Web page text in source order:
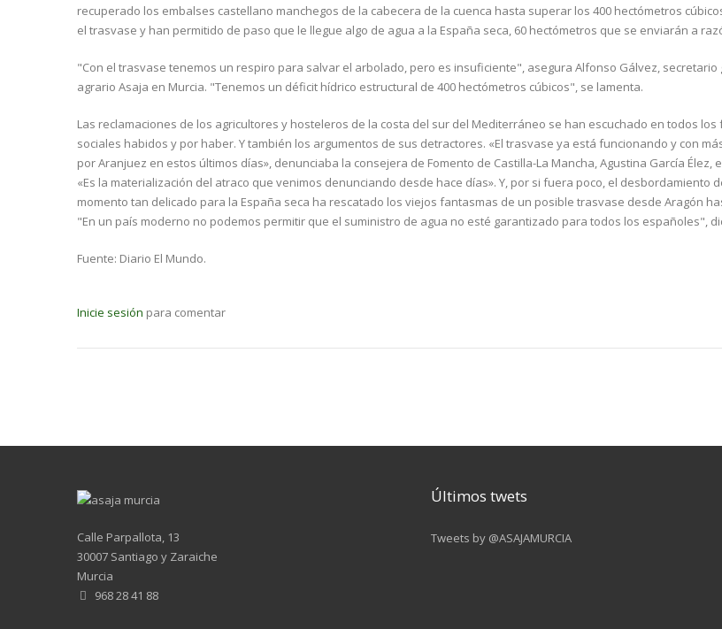
recuperado los embalses castellano manchegos de la cabecera de la cuenca hasta superar los 400 hectómetros
el trasvase y han permitido de paso que le llegue algo de agua a la España seca, 60 hectómetros que se enviarán a
"Con el trasvase tenemos un respiro para salvar el arbolado, pero es insuficiente", asegura Alfonso Gálvez, secretario
agrario Asaja en Murcia. "Tenemos un déficit hídrico estructural de 400 hectómetros cúbicos", se lamenta.
Las reclamaciones de los agricultores y hosteleros de la costa del sur del Mediterráneo se han escuchado en todos los
sociales habidos y por haber. Y también los argumentos de sus detractores. «El trasvase ya está funcionando y con
por Aranjuez en estos últimos días», denunciaba la consejera de Fomento de Castilla-La Mancha, Agustina García Élez,
«Es la materialización del atraco que venimos denunciando desde hace días». Y, por si fuera poco, el desbordamiento
momento tan delicado para la España seca ha rescatado los viejos fantasmas de un posible trasvase desde Aragón
"En un país moderno no podemos permitir que el suministro de agua no esté garantizado para todos los españoles",
Fuente: Diario El Mundo.
Inicie sesión para comentar
Calle Parpallota, 13
30007 Santiago y Zaraiche
Murcia
968 28 41 88
Últimos twets
Tweets by @ASAJAMURCIA